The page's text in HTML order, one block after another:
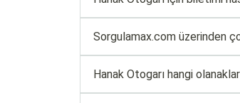
Sorgulamax.com üzerinden
Hanak Otogarı hangi